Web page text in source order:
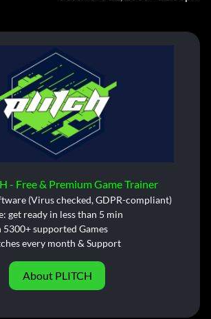
- Free & Premium Game Trainer
(Virus checked, GDPR-compliant)
get ready in less than 5 min
supported Games
every month & Support
About PLITCH